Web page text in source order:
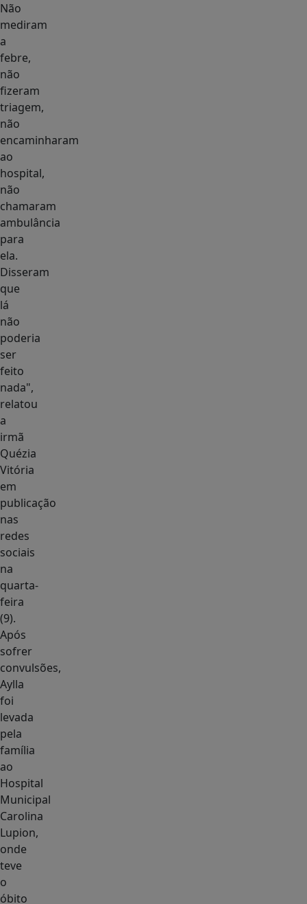
Não
mediram
a
febre,
não
fizeram
triagem,
não
encaminharam
ao
hospital,
não
chamaram
ambulância
para
ela.
Disseram
que
lá
não
poderia
ser
feito
nada",
relatou
a
irmã
Quézia
Vitória
em
publicação
nas
redes
sociais
na
quarta-
feira
(9).
Após
sofrer
convulsões,
Aylla
foi
levada
pela
família
ao
Hospital
Municipal
Carolina
Lupion,
onde
teve
o
óbito